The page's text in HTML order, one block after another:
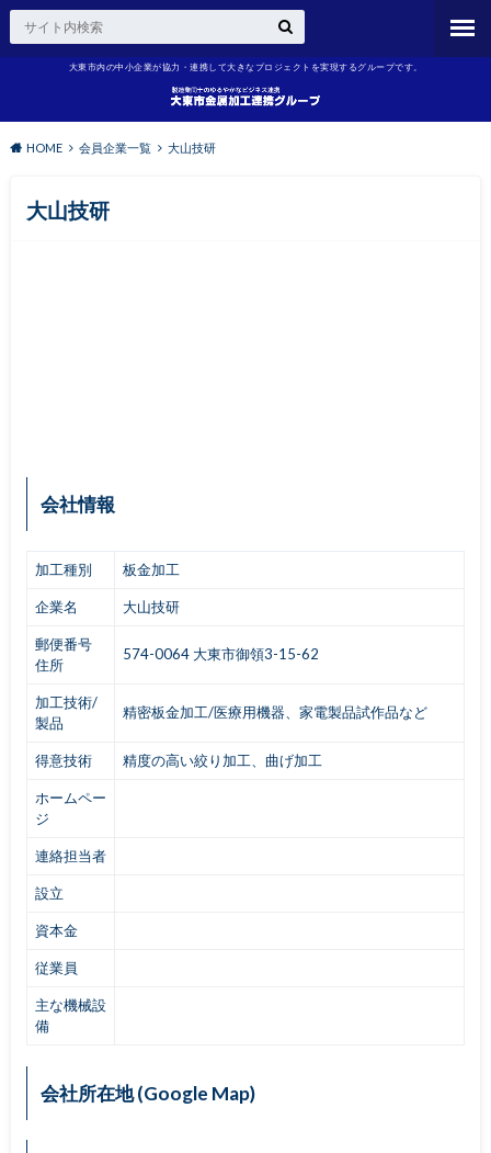
大東市内の中小企業が協力・連携して大きなプロジェクトを実現するグループです。
HOME 会員企業一覧 大山技研
大山技研
会社情報
加工種別 板金加工
企業名 大山技研
郵便番号
住所
574-0064 大東市御領3-15-62
加工技術/
製品
精密板金加工/医療用機器、家電製品試作品など
得意技術 精度の高い絞り加工、曲げ加工
ホームペー
ジ
連絡担当者
設立
資本金
従業員
主な機械設
備
会社所在地 (Google Map)